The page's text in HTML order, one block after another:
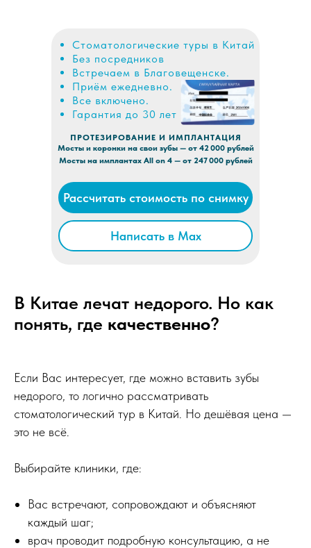
Рассчитать стоимость по снимку
Написать в Max
Мосты и коронки на свои зубы — от 42 000 рублей
Мосты на имплантах All on 4 — от 247 000 рублей
ПРОТЕЗИРОВАНИЕ И ИМПЛАНТАЦИЯ
Стоматологические туры в Китай
Без посредников
Встречаем в Благовещенске.
Приём ежедневно.
Все включено.
Гарантия до 30 лет
В Китае лечат недорого. Но как
понять, где качественно?
Если Вас интересует, где можно вставить зубы
недорого, то логично рассматривать
стоматологический тур в Китай. Но дешёвая цена —
это не всё.
Выбирайте клиники, где:
Вас встречают, сопровождают и объясняют
каждый шаг;
врач проводит подробную консультацию, а не
Сравните стоимость имплантации и
протезирования в Китае и в России
И это я гарантирую лично:
Цены на протезирование в России
от 150 000
Цены на имплантацию all-in-4 в России
от 530 000
Цены на протезирование в клинике
Жуйкан от 42 000
Цены на имплантацию all-in-4 в клинике
Жуйкан от 247 000
Цены на коронку из диоксида циркония
в клинике Жуйкан от 8 900